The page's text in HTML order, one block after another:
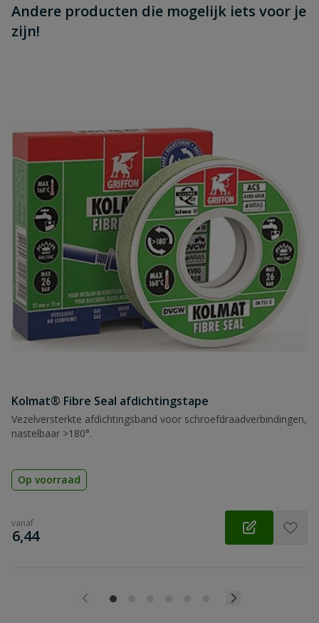
Andere producten die mogelijk iets voor je
zijn!
Kolmat® Fibre Seal afdichtingstape
Vezelversterkte afdichtingsband voor schroefdraadverbindingen,
nastelbaar >180°.
Op voorraad
vanaf
€
6,44